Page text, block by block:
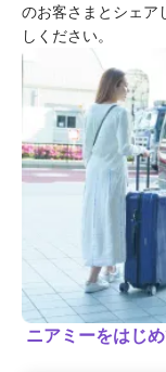
のお客さまとシェア
しください。
ニアミーをはじ